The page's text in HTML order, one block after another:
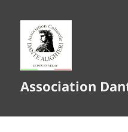
Association